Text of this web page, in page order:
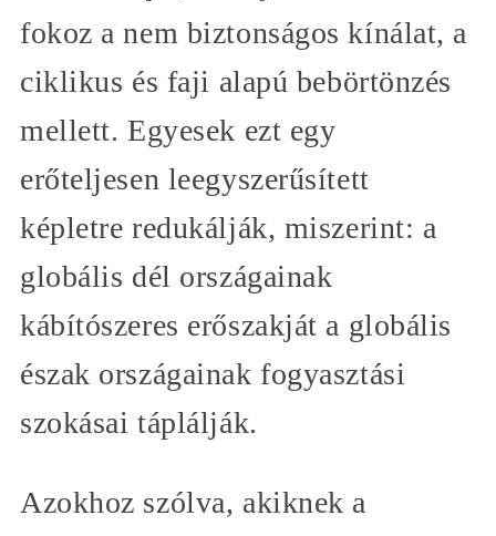
fokoz a nem biztonságos kínálat, a
ciklikus és faji alapú bebörtönzés
mellett. Egyesek ezt egy
erőteljesen leegyszerűsített
képletre redukálják, miszerint: a
globális dél országainak
kábítószeres erőszakját a globális
észak országainak fogyasztási
szokásai táplálják.
Azokhoz szólva, akiknek a